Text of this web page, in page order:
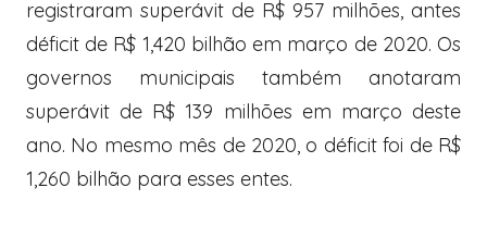
registraram superávit de R$ 957 milhões, antes
déficit de R$ 1,420 bilhão em março de 2020. Os
governos municipais também anotaram
superávit de R$ 139 milhões em março deste
ano. No mesmo mês de 2020, o déficit foi de R$
1,260 bilhão para esses entes.